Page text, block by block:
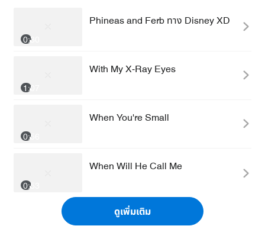
0:30
Phineas and Ferb ทาง Disney XD
1:07
With My X-Ray Eyes
0:56
When You're Small
0:53
When Will He Call Me
ดูเพิ่มเติม